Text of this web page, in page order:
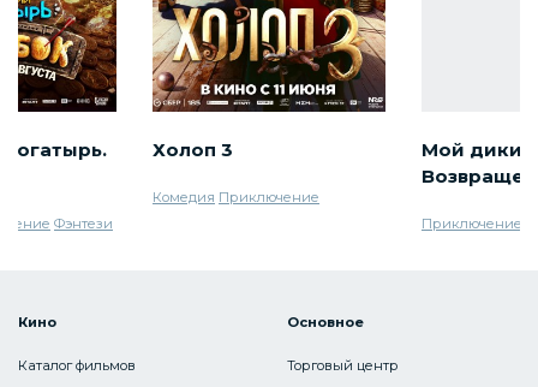
Холоп 3
Комедия Приключение
Мой дикий
Приключение
Фэнтези
Кино
Каталог фильмов
Основное
Торговый центр